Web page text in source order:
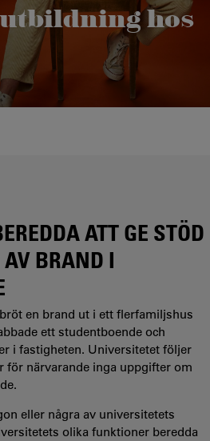
hos
kurser och program på
ATT GE STÖD
BRAND I
en brand ut i ett flerfamiljshus
ett studentboende och
i fastigheten. Universitetet följer
för närvarande inga uppgifter om
eller några av universitetets
olika funktioner beredda